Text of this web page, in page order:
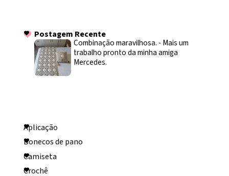
Postagem Recente
Combinação maravilhosa. - Mais um
trabalho pronto da minha amiga
Mercedes.
Aplicação
Bonecos de pano
Camiseta
Crochê